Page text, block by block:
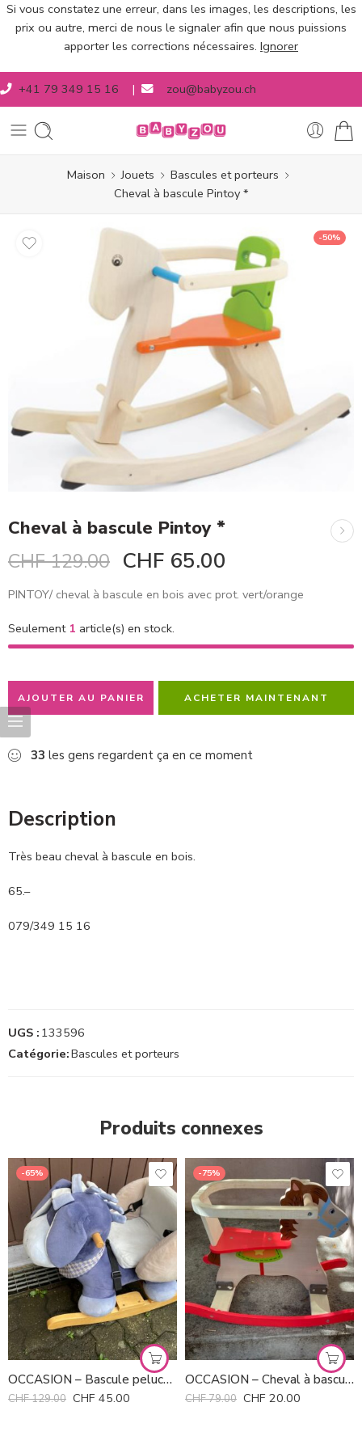
Si vous constatez une erreur, dans les images, les descriptions, les
prix ou autre, merci de nous le signaler afin que nous puissions
apporter les corrections nécessaires. Ignorer
+41 79 349 15 16 | zou@babyzou.ch
Maison Jouets
Bascules et porteurs
Cheval à bascule Pintoy *
-50%
Cheval à bascule Pintoy *
CHF129.00 CHF 65.00
PINTOY/ cheval à bascule en bois avec prot. vert/orange
Seulement 1 article(s) en stock.
AJOUTER AU PANIER ACHETER MAINTENANT
33 les gens regardent ça en ce moment
Description
Très beau cheval à bascule en bois.
65.–
079/349 15 16
UGS : 133596
Catégorie:Bascules et porteurs
Produits connexes
-65%
OCCASION – Bascule peluche Nattou
CHF129.00 CHF 45.00
-75%
OCCASION – Cheval à bascule en bois
CHF79.00 CHF 20.00